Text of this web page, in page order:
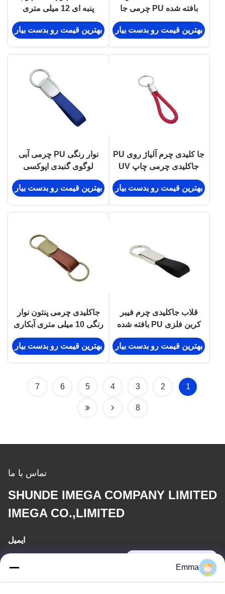
بافته شده PU چرمی جا
کلیدی لوگوی ماشین
بهترین قیمت رو بدست بیار
پنبه ای 12 میلی متری
جاکلیدی چرم فله هدیه
تبلیغاتی سوغات
بهترین قیمت رو بدست بیار
جا کلیدی چرم آلیاژ روی PU
جاکلیدی چرمی چاپ UV
بهترین قیمت رو بدست بیار
نوار رنگی PU چرمی آبی
لوگوی گنبدی اپوکسی
شخصی شده سبز
بهترین قیمت رو بدست بیار
قلاب جاکلیدی چرم فیبر
کربن فلزی PU بافته شده
برای جاکلیدی
بهترین قیمت رو بدست بیار
جاکلیدی چرمی پنتون نوار
رنگی 10 میلی متری آبکاری
برنجی شخصی
بهترین قیمت رو بدست بیار
1
2
3
4
5
6
7
8
تماس با ما
SHUNDE IMEGA COMPANY LIMITED
IMEGA CO.,LIMITED
ایمیل
Emma